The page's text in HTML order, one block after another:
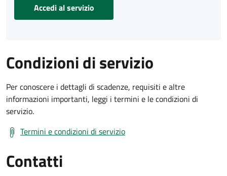
Accedi al servizio
Condizioni di servizio
Per conoscere i dettagli di scadenze, requisiti e altre
informazioni importanti, leggi i termini e le condizioni di
servizio.
Termini e condizioni di servizio
Contatti